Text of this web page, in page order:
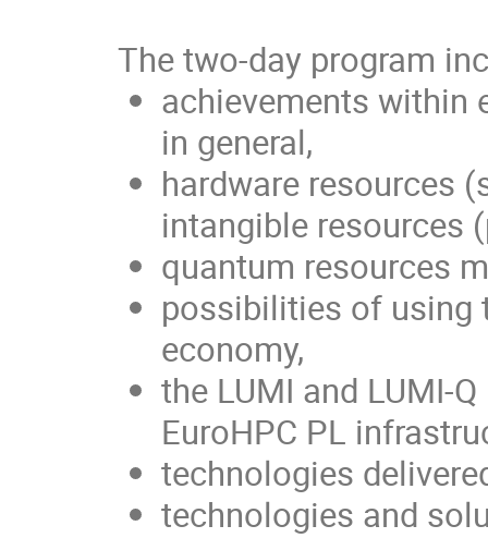
The two-day program
achievements within
in general,
hardware resources
intangible resources
quantum resources
possibilities of using
economy,
the LUMI and LUMI-
EuroHPC PL
technologies
technologies and